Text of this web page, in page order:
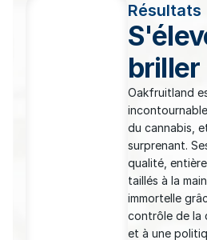
Résultats
briller
Oakfruitland
du cannabis,
surprenant.
qualité,
taillés à la
immortelle
contrôle de la
et à une